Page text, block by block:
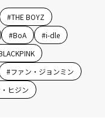
#THE BOYZ
#BoA #i-dle
#ファン・ジョンミン
ヒジン